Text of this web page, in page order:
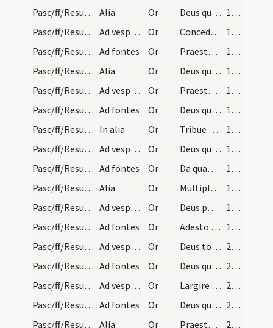
Pasc/ff/Resurrectio Domini/Paschal prayers/3 Alia Or Deus qui populum tuum de hostis
192 (180v)
Pasc/ff/Resurrectio Domini/Paschal prayers/1
Ad vesperas Or Concede quaesumus omnipotens Deus ut qui pachalia festivitatis
194 (182v)
Pasc/ff/Resurrectio Domini/Paschal prayers/2 Ad fontes Or Praesta quaesumus omnipotens Deus ut per haec paschalia festa
194 (182v)
Pasc/ff/Resurrectio Domini/Paschal prayers/3 Alia Or Deus qui conspicis familiam tuam
194 (182v)
Pasc/ff/Resurrectio Domini/Paschal prayers/1
Ad vesperas Or Praesta quaesumus omnipotens Deus ut huius paschalis festivitatis mirabile
195 (183v)
Pasc/ff/Resurrectio Domini/Paschal prayers/2 Ad fontes Or Deus qui nos per paschalia festa laetificas
195 (183v)
Pasc/ff/Resurrectio Domini/Paschal prayers/3 In alia Or Tribue quaesumus omnipotens Deus ut illuc
196 (185r)
Pasc/ff/Resurrectio Domini/Paschal prayers/1
Ad vesperas Or Deus qui nobis ad celebrandum paschale
197 (185v)
Pasc/ff/Resurrectio Domini/Paschal prayers/2 Ad fontes Or Da quaesumus omnipotens Deus ut ecclesia tua et suorum
197 (185v)
Pasc/ff/Resurrectio Domini/Paschal prayers/3 Alia Or Multiplica quaesumus Domine fidem
197 (185v)
Pasc/ff/Resurrectio Domini/Paschal prayers/1
Ad vesperas Or Deus per quem nobis redemptio venit
198 (186v)
Pasc/ff/Resurrectio Domini/Paschal prayers/2 Ad fontes Or Adesto quaesumus Domine familiae tuae et dignanter
198 (186v)
Pasc/ff/Resurrectio Domini/Paschal prayers/1
Ad vesperas Or Deus totius conditor creaturae
200 (188r)
Pasc/ff/Resurrectio Domini/Paschal prayers/2 Ad fontes Or Deus qui multiplicas ecclesiam tuam
200 (188r)
Pasc/ff/Resurrectio Domini/Paschal prayers/1
Ad vesperas Or Largire quaesumus Domine fidelibus tuis indulgentiam
201
Pasc/ff/Resurrectio Domini/Paschal prayers/2 Ad fontes Or Deus qui nos exsultantibus animis
201
Pasc/ff/Resurrectio Domini/Paschal prayers/3 Alia Or Praesta quesumus omnipotens Deus ut qui gratiam dominicae 201